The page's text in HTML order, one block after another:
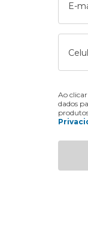
E-
Ao
dados